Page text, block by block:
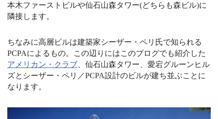
本木ファーストビルや仙石山森タワー(どちらも森ビル)に
隣接します。
ちなみに高層ビルは建築家シーザー・ペリ氏で知られる
PCPAによるもの。この辺りにはこのブログでも紹介した
アメリカン・クラブ 、仙石山森タワー、愛宕グルーンヒル
ズとシーザー・ペリ／PCPA設計のビルが建ち並ぶことに
なります。